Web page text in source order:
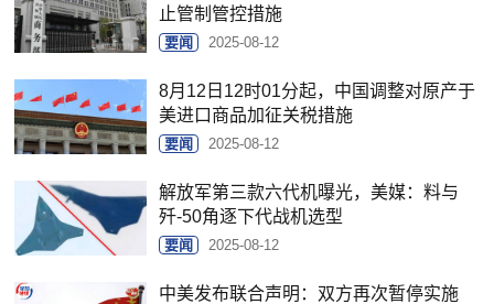
止管制管控措施
要闻 2025-08-12
8月12日12时01分起，中国调整对原产于
美进口商品加征关税措施
要闻 2025-08-12
解放军第三款六代机曝光，美媒：料与
歼-50角逐下代战机选型
要闻 2025-08-12
中美发布联合声明：双方再次暂停实施